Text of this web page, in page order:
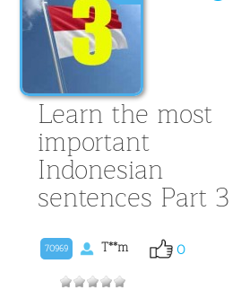
Learn the most
important
Indonesian
sentences Part 3
70969 T**m 0